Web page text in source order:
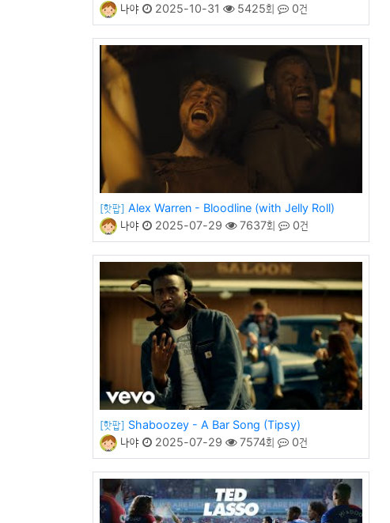
나야
2025-10-31 5425회 0건
[핫팝] Alex Warren - Bloodline (with Jelly Roll)
나야
2025-07-29 7637회 0건
[핫팝] Shaboozey - A Bar Song (Tipsy)
나야
2025-07-29 7574회 0건